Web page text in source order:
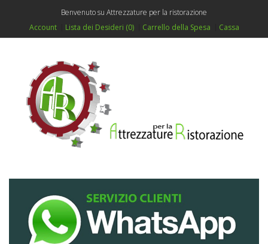
Benvenuto su Attrezzature per la ristorazione
Account
Lista dei Desideri (0) Carrello della Spesa Cassa